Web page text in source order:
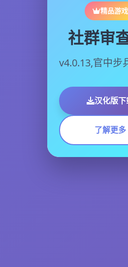
精品游戏
社群审
v4.0.13,官中步
汉化版下
了解更多